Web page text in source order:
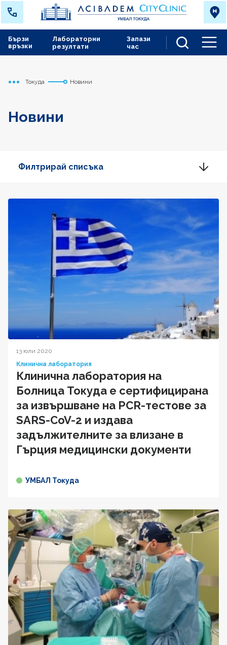
Лабораторни
резултати
Запази
час
Бързи
връзки
Начало
Токуда Новини
Новини
Филтрирай списъка
13 юли 2020
Клинична лаборатория
Клинична лаборатория на
Болница Токуда е сертифицирана
за извършване на PCR-тестове за
SARS-CoV-2 и издава
задължителните за влизане в
Гърция медицински документи
УМБАЛ Токуда